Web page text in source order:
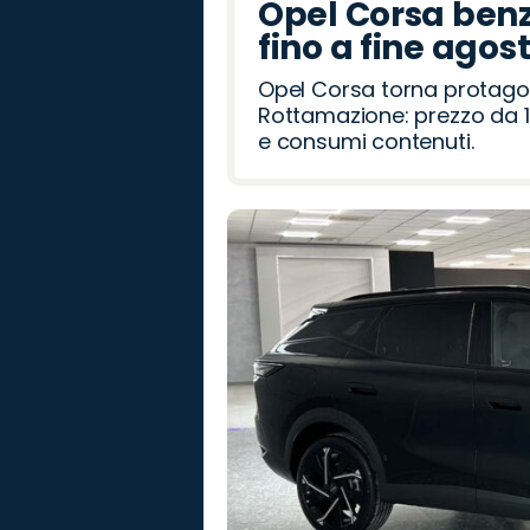
Opel Corsa
fino a fine
Opel Corsa torna
Rottamazione: prezzo da
e consumi contenuti.